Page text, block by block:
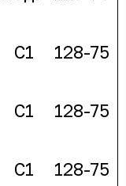
С1 128-75
С1 128-75
С1 128-75